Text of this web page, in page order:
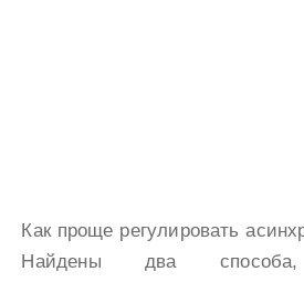
Как проще регулировать
Найдены два способа,